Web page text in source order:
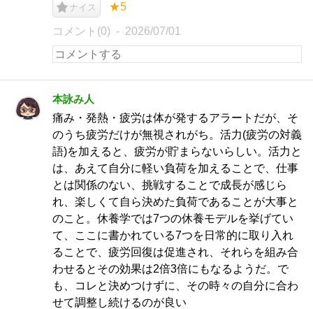
ナイス ★5
コメント(0) 2026/07/01
本詠み人
痛み・発熱・疲労は体が発するアラートだが、そ
のうち疲労だけが無視されがち。活力(疲労の対義
語)を加えると、疲労が貯まらないらしい。活力と
は、あえて自分に軽い負荷を加えることで、仕事
とは関係のない、挑戦することで成長が感じら
れ、楽しくて自ら決めた負荷であることが大事と
のこと。休養学では7つの休養モデルを挙げてい
て、ここに書かれている7つを日常的に取り入れ
ることで、疲労回復は促進され、それらを組み合
わせるとその効果は2倍3倍にもなるようだ。で
も、コレと決めつけずに、その時々の自分に合わ
せて調整し続けるのが良い